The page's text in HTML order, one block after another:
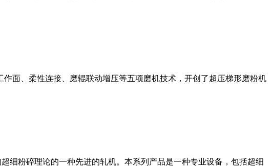
面、柔性连接、磨辊联动增压等五项磨机技术，开创了超压梯形磨粉机
细粉碎理论的一种先进的轧机。本系列产品是一种专业设备，包括超细